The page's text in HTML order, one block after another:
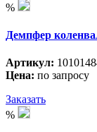
%
Демпфер
Артикул:
Цена: по запросу
Заказать
%